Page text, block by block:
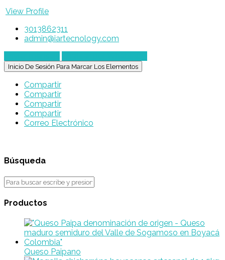
View Profile
3013862311
admin@iartecnology.com
Inicio De Sesión Para Marcar Los Elementos
Compartir
Compartir
Compartir
Compartir
Correo Electrónico
Búsqueda
Productos
Queso Paipano